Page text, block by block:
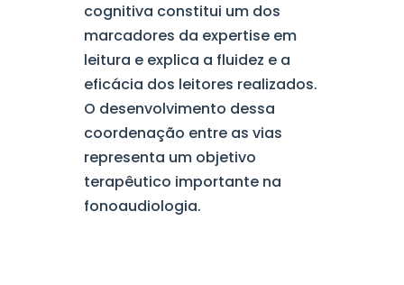
cognitiva constitui um dos
marcadores da expertise em
leitura e explica a fluidez e a
eficácia dos leitores realizados.
O desenvolvimento dessa
coordenação entre as vias
representa um objetivo
terapêutico importante na
fonoaudiologia.